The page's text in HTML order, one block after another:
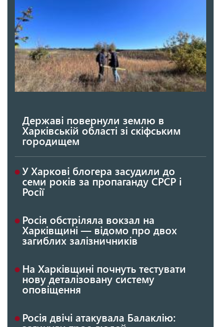
Державі повернули землю в
Харківській області зі скіфським
городищем
У Харкові блогера засудили до
семи років за пропаганду СРСР і
Росії
Росія обстріляла вокзал на
Харківщині — відомо про двох
загиблих залізничників
На Харківщині почнуть тестувати
нову деталізовану систему
оповіщення
Росія двічі атакувала Балаклію: